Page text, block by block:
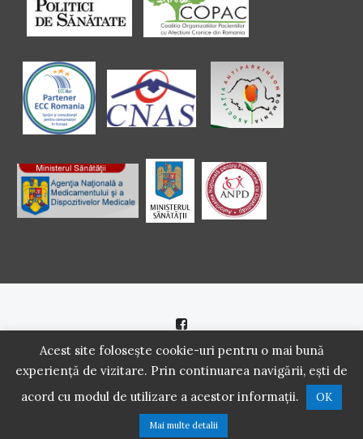
Politică de cookie |Politică de confidenţialitate
2016 - 2021 Copyright. Scoala Pacientilor - QUINN Media SRL.
Acest site folosește cookie-uri pentru o mai bună
experiență de vizitare. Prin continuarea navigării, ești de
acord cu modul de utilizare a acestor informații.
OK
Mai multe detalii